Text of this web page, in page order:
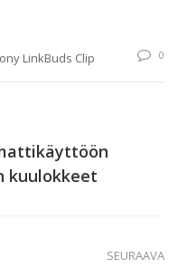
LinkBuds Clip 0
kuulokkeet
SEURAAVA